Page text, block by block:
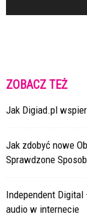
ZOBACZ TEŻ
Jak Digiad.pl
Jak zdobyć nowe
Sprawdzone
Independent
audio w internecie